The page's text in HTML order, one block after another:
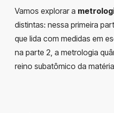
Vamos explorar a
distintas: nessa primeira
que lida com medidas em
na parte 2, a metrologia
reino subatômico da